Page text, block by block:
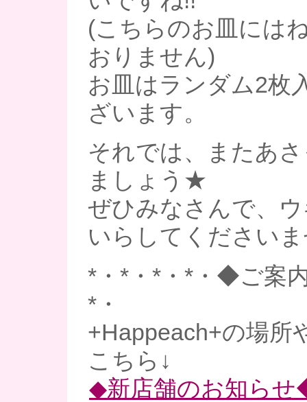
(こちらのお皿には
おりません)
お皿はランダム2枚
ざいます。
それでは、またあ
ましょう★
ぜひみなさんで、
いらしてください
*・*・*・*・◆ご案
*・
+Happeach+の場所
こちら↓
◆新店舗のお知ら